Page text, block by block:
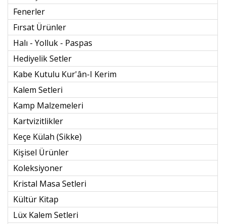
Fenerler
Fırsat Ürünler
Halı - Yolluk - Paspas
Hediyelik Setler
Kabe Kutulu Kur'ân-I Kerim
Kalem Setleri
Kamp Malzemeleri
Kartvizitlikler
Keçe Külah (sikke)
Kişisel Ürünler
Koleksiyoner
Kristal Masa Setleri
Kültür Kitap
Lüx Kalem Setleri